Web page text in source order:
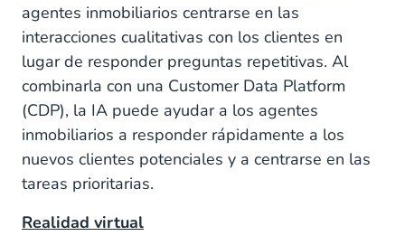
agentes inmobiliarios centrarse en las
interacciones cualitativas con los clientes en
lugar de responder preguntas repetitivas. Al
combinarla con una Customer Data Platform
(CDP), la IA puede ayudar a los agentes
inmobiliarios a responder rápidamente a los
nuevos clientes potenciales y a centrarse en las
tareas prioritarias.
Realidad virtual